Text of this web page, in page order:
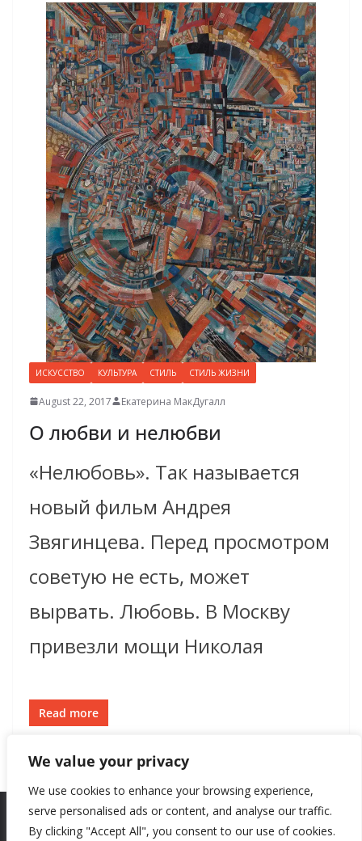
We value your privacy
We use cookies to enhance your browsing experience,
serve personalised ads or content, and analyse our traffic.
By clicking "Accept All", you consent to our use of cookies.
ИСКУССТВО КУЛЬТУРА СТИЛЬ СТИЛЬ ЖИЗНИ
August 22, 2017 Екатерина МакДугалл
О любви и нелюбви
«Нелюбовь». Так называется
новый фильм Андрея
Звягинцева. Перед просмотром
советую не есть, может
вырвать. Любовь. В Москву
привезли мощи Николая
Read more